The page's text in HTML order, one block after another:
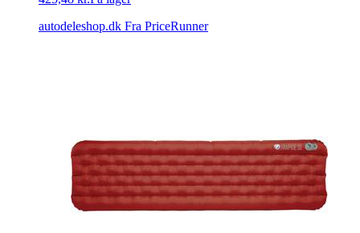
autodeleshop.dk Fra PriceRunner